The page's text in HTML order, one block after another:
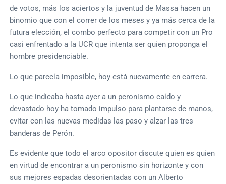
de votos, más los aciertos y la juventud de Massa hacen un
binomio que con el correr de los meses y ya más cerca de la
futura elección, el combo perfecto para competir con un Pro
casi enfrentado a la UCR que intenta ser quien proponga el
hombre presidenciable.
Lo que parecía imposible, hoy está nuevamente en carrera.
Lo que indicaba hasta ayer a un peronismo caído y
devastado hoy ha tomado impulso para plantarse de manos,
evitar con las nuevas medidas las paso y alzar las tres
banderas de Perón.
Es evidente que todo el arco opositor discute quien es quien
en virtud de encontrar a un peronismo sin horizonte y con
sus mejores espadas desorientadas con un Alberto